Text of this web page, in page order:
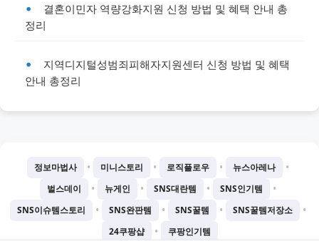
결혼이민자 역량강화지원 신청 방법 및 혜택 안내 총
정리
지역디지털성범죄피해자지원센터 신청 방법 및 혜택
안내 총정리
정보마법사 • 미니스토리 • 로직플로우 • 뉴스아레나 •
벌스데이 • 뉴게인 • SNS대란템 • SNS인기템 •
SNS이슈템스토리 • SNS완판템 • SNS꿀템 • SNS꿀템저장소 •
24쿠팡샵 • 쿠팡인기템